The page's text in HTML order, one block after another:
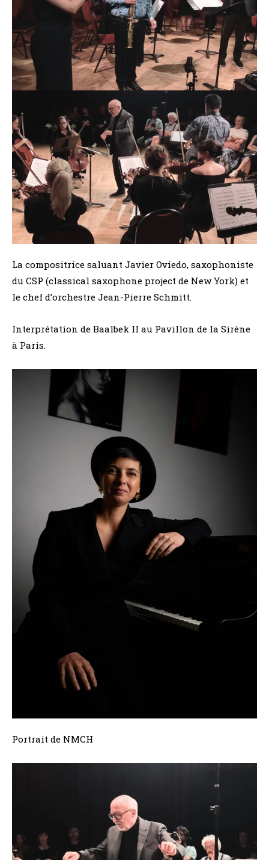
La compositrice saluant Javier Oviedo, saxophoniste
du CSP (classical saxophone project de New York) et
le chef d’orchestre Jean-Pierre Schmitt.
Interprétation de Baalbek II au Pavillon de la Sirène
à Paris.
Portrait de NMCH